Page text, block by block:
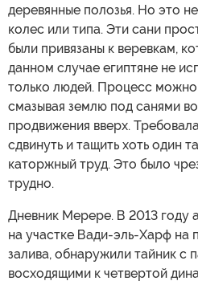
деревянные полозья. Но это
колес или типа. Эти сани
были привязаны к веревкам,
данном случае египтяне не
только людей. Процесс можно
смазывая землю под санями
продвижения вверх.
сдвинуть и тащить хоть один
каторжный труд. Это было
трудно.
Дневник Мерере. В 2013 году
на участке Вади-эль-Харф на
залива, обнаружили тайник с
восходящими к четвертой